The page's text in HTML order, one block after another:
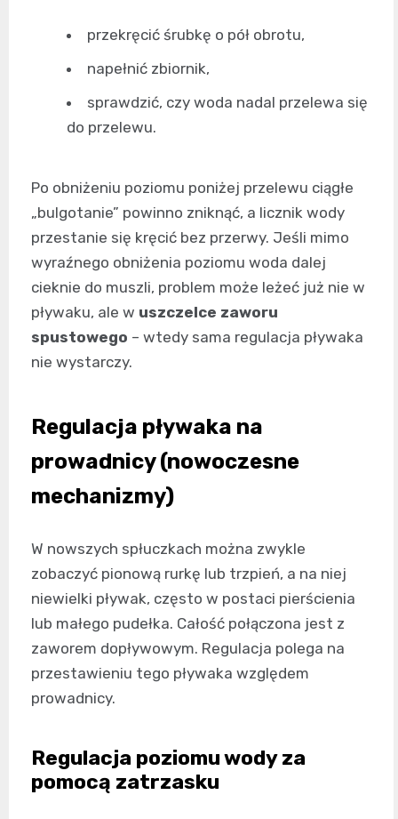
przekręcić śrubkę o pół obrotu,
napełnić zbiornik,
sprawdzić, czy woda nadal przelewa się
do przelewu.
Po obniżeniu poziomu poniżej przelewu ciągłe
„bulgotanie” powinno zniknąć, a licznik wody
przestanie się kręcić bez przerwy. Jeśli mimo
wyraźnego obniżenia poziomu woda dalej
cieknie do muszli, problem może leżeć już nie w
pływaku, ale w uszczelce zaworu
spustowego – wtedy sama regulacja pływaka
nie wystarczy.
Regulacja pływaka na
prowadnicy (nowoczesne
mechanizmy)
W nowszych spłuczkach można zwykle
zobaczyć pionową rurkę lub trzpień, a na niej
niewielki pływak, często w postaci pierścienia
lub małego pudełka. Całość połączona jest z
zaworem dopływowym. Regulacja polega na
przestawieniu tego pływaka względem
prowadnicy.
Regulacja poziomu wody za
pomocą zatrzasku